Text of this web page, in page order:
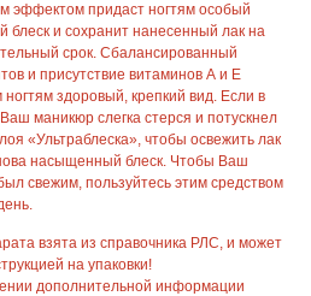
эффектом придаст ногтям особый
блеск и сохранит нанесенный лак на
срок. Сбалансированный
и присутствие витаминов А и Е
здоровый, крепкий вид. Если в
маникюр слегка стерся и потускнел
«Ультраблеска», чтобы освежить лак
насыщенный блеск. Чтобы Ваш
свежим, пользуйтесь этим средством
взята из справочника РЛС, и может
на упаковки!
дополнительной информации